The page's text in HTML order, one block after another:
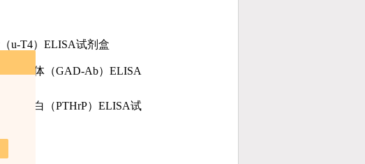
（u-T4）ELISA试剂盒
身抗体 （GAD-Ab）ELISA
关蛋白 （PTHrP）ELISA试